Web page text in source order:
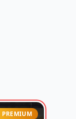
PREMIUM